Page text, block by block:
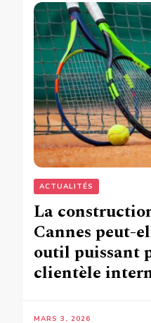
ACTUALITÉS
La
Cannes peut-
outil puissant
clientèle
MARS 3, 2026